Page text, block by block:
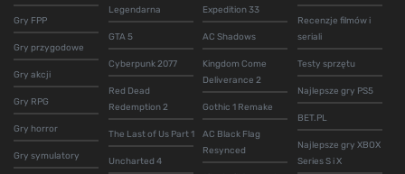
Gry FPP
Gry przygodowe
Gry akcji
Gry RPG
Gry horror
Gry symulatory
Legendarna
GTA 5
Cyberpunk 2077
Red Dead
Redemption 2
The Last of Us Part 1
Uncharted 4
Expedition 33
AC Shadows
Kingdom Come
Deliverance 2
Gothic 1 Remake
AC Black Flag
Resynced
Recenzje filmów i
seriali
Testy sprzętu
Najlepsze gry PS5
BET.PL
Najlepsze gry XBOX
Series S i X